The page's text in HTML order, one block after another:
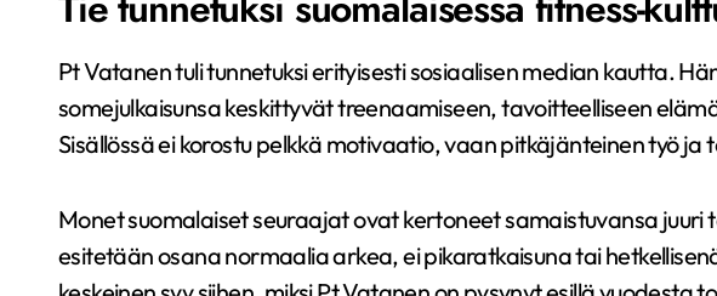
Pt Vatanen tuli tunnetuksi erityisesti sosiaalisen median kautta.
somejulkaisunsa keskittyvät treenaamiseen, tavoitteelliseen
Sisällössä ei korostu pelkkä motivaatio, vaan pitkäjänteinen työ ja
Monet suomalaiset seuraajat ovat kertoneet samaistuvansa
esitetään osana normaalia arkea, ei pikaratkaisuna tai